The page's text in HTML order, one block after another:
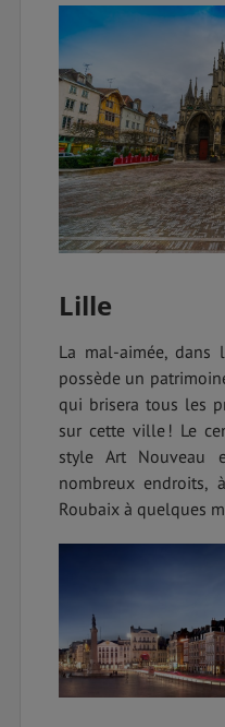
Lille
La mal-aimée,
possède un
qui brisera tous les
sur cette ville ! Le
style Art Nouveau
nombreux endroits,
Roubaix à quelques